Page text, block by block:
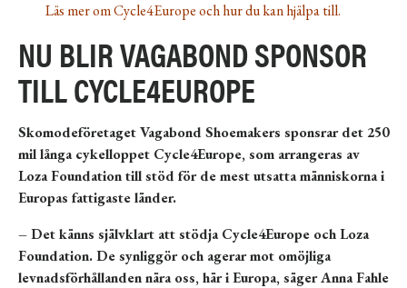
Läs mer om Cycle4Europe och hur du kan hjälpa till.
NU BLIR VAGABOND SPONSOR
TILL CYCLE4EUROPE
Skomodeföretaget Vagabond Shoemakers sponsrar det 250
mil långa cykelloppet Cycle4Europe, som arrangeras av
Loza Foundation till stöd för de mest utsatta människorna i
Europas fattigaste länder.
– Det känns självklart att stödja Cycle4Europe och Loza
Foundation. De synliggör och agerar mot omöjliga
levnadsförhållanden nära oss, här i Europa, säger Anna Fahle